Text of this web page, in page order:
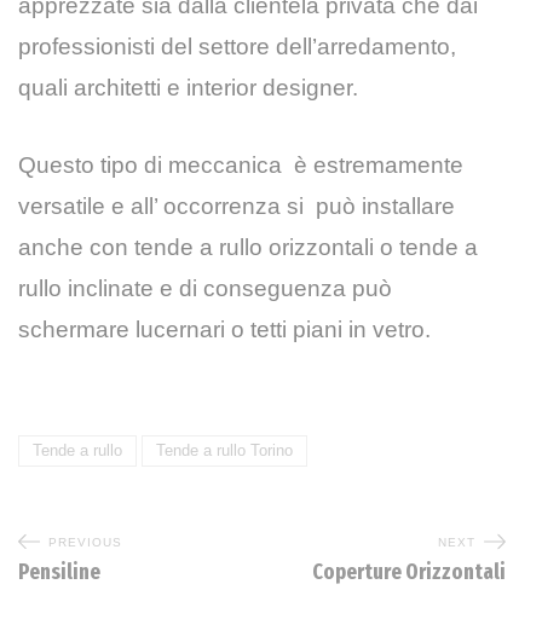
professionisti del settore dell’arredamento,
quali architetti e interior designer.
Questo tipo di meccanica è estremamente
versatile e all’ occorrenza si può installare
anche con tende a rullo orizzontali o tende a
rullo inclinate e di conseguenza può
schermare lucernari o tetti piani in vetro.
Tende a rullo Tende a rullo Torino
PREVIOUS
Pensiline
NEXT
Coperture Orizzontali